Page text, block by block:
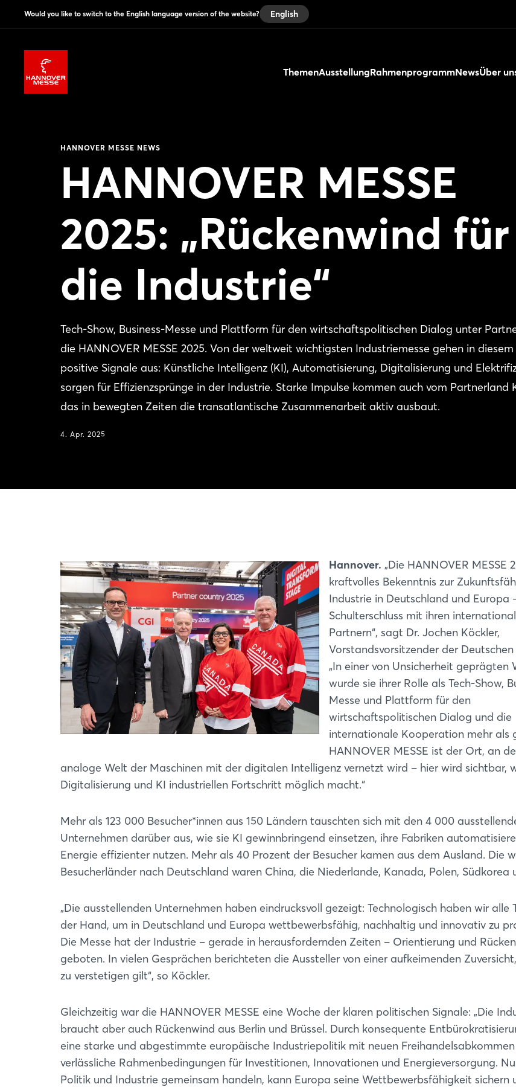
Would you like to switch to the English language version of the website? English
ThemenAusstellungRahmenprogrammNewsÜber
HANNOVER MESSE NEWS
HANNOVER MESSE
2025: „Rückenwind für
die Industrie“
Tech-Show, Business-Messe und Plattform für den wirtschaftspolitischen Dialog unter
die HANNOVER MESSE 2025. Von der weltweit wichtigsten Industriemesse gehen in
positive Signale aus: Künstliche Intelligenz (KI), Automatisierung, Digitalisierung und
sorgen für Effizienzsprünge in der Industrie. Starke Impulse kommen auch vom Partnerland
das in bewegten Zeiten die transatlantische Zusammenarbeit aktiv ausbaut.
4. Apr. 2025
Hannover. „Die HANNOVER MESSE
kraftvolles Bekenntnis zur
Industrie in Deutschland und Europa
Schulterschluss mit ihren
Partnern“, sagt Dr. Jochen Köckler,
Vorstandsvorsitzender der Deutschen
„In einer von Unsicherheit geprägten
wurde sie ihrer Rolle als Tech-Show,
Messe und Plattform für den
wirtschaftspolitischen Dialog und die
internationale Kooperation mehr als
HANNOVER MESSE ist der Ort, an
analoge Welt der Maschinen mit der digitalen Intelligenz vernetzt wird – hier wird sichtbar,
Digitalisierung und KI industriellen Fortschritt möglich macht.“
Mehr als 123 000 Besucher*innen aus 150 Ländern tauschten sich mit den 4 000
Unternehmen darüber aus, wie sie KI gewinnbringend einsetzen, ihre Fabriken
Energie effizienter nutzen. Mehr als 40 Prozent der Besucher kamen aus dem Ausland. Die
Besucherländer nach Deutschland waren China, die Niederlande, Kanada, Polen, Südkorea
„Die ausstellenden Unternehmen haben eindrucksvoll gezeigt: Technologisch haben wir alle
der Hand, um in Deutschland und Europa wettbewerbsfähig, nachhaltig und innovativ zu
Die Messe hat der Industrie – gerade in herausfordernden Zeiten – Orientierung und
geboten. In vielen Gesprächen berichteten die Aussteller von einer aufkeimenden
zu verstetigen gilt“, so Köckler.
Gleichzeitig war die HANNOVER MESSE eine Woche der klaren politischen Signale: „Die
braucht aber auch Rückenwind aus Berlin und Brüssel. Durch konsequente
eine starke und abgestimmte europäische Industriepolitik mit neuen
verlässliche Rahmenbedingungen für Investitionen, Innovationen und Energieversorgung.
Politik und Industrie gemeinsam handeln, kann Europa seine Wettbewerbsfähigkeit sichern